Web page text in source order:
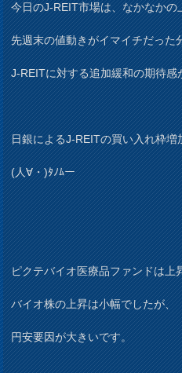
今日のJ-REIT市場は、なかなか
先週末の値動きがイマイチだった
J-REITに対する追加緩和の期待
日銀によるJ-REITの買い入れ枠増
(人∀・)ﾀﾉﾑー
ピクテバイオ医療品ファンドは上
バイオ株の上昇は小幅でしたが、
円安要因が大きいです。